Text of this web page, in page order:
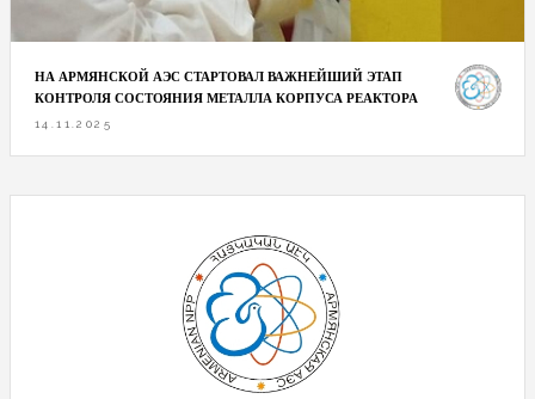
НА АРМЯНСКОЙ АЭС СТАРТОВАЛ ВАЖНЕЙШИЙ ЭТАП
КОНТРОЛЯ СОСТОЯНИЯ МЕТАЛЛА КОРПУСА РЕАКТОРА
14.11.2025